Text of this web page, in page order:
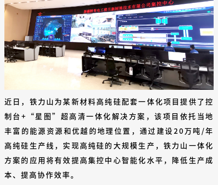
近日，铁力山为某新材料高纯硅配套一体化项目提供了控
制台+“星图”超高清一体化解决方案，该项目依托当地
丰富的能源资源和优越的地理位置，通过建设20万吨/年
高纯硅生产线，实现高纯硅的大规模生产，铁力山一体化
方案的应用将有效提高集控中心智能化水平，降低生产成
本、提高协作效率。